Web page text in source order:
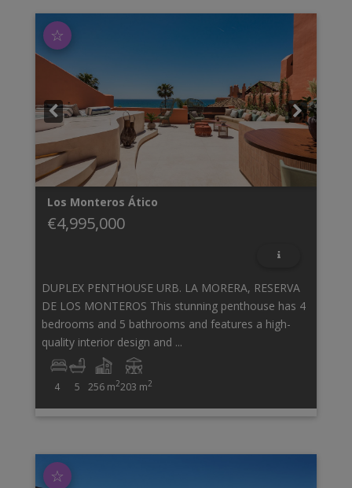
☆
Los Monteros Ático
€4,995,000
DUPLEX PENTHOUSE URB. LA MORERA, RESERVA
DE LOS MONTEROS This stunning penthouse has 4
bedrooms and 5 bathrooms and features a high-
quality interior design and ...
4 5 256 m2203 m2
☆